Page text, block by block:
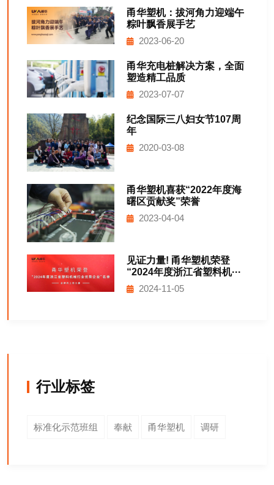
甬华塑机：拔河角力迎端午
粽叶飘香展手艺
2023-06-20
甬华充电桩解决方案，全面
塑造精工品质
2023-07-07
纪念国际三八妇女节107周
年
2020-03-08
甬华塑机喜获“2022年度海
曙区贡献奖”荣誉
2023-04-04
见证力量! 甬华塑机荣登
“2024年度浙江省塑料机···
2024-11-05
行业标签
标准化示范班组 奉献 甬华塑机 调研